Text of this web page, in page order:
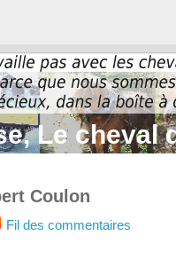
Le cheval
Coulon
Fil des commentaires